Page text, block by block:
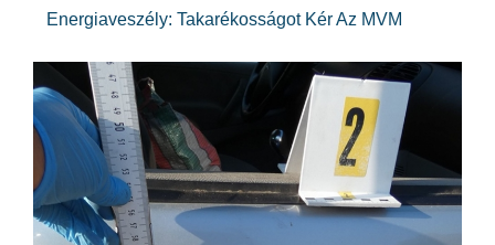
Energiaveszély: Takarékosságot Kér Az MVM